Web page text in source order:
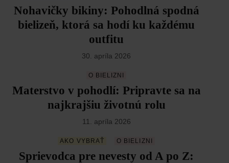
Nohavičky bikiny: Pohodlná spodná
bielizeň, ktorá sa hodí ku každému
outfitu
30. apríla 2026
O BIELIZNI
Materstvo v pohodlí: Pripravte sa na
najkrajšiu životnú rolu
11. apríla 2026
AKO VYBRAŤ O BIELIZNI
Sprievodca pre nevesty od A po Z: